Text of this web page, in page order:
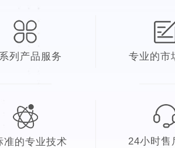
列产品服务
准的专业技术
专业的市
24小时售